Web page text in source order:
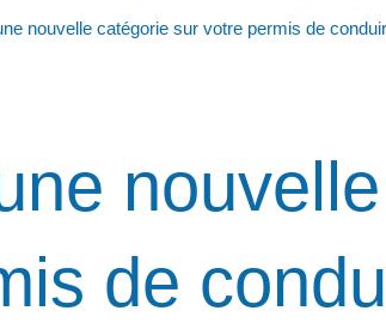
nouvelle catégorie sur votre permis de
nouvelle
de